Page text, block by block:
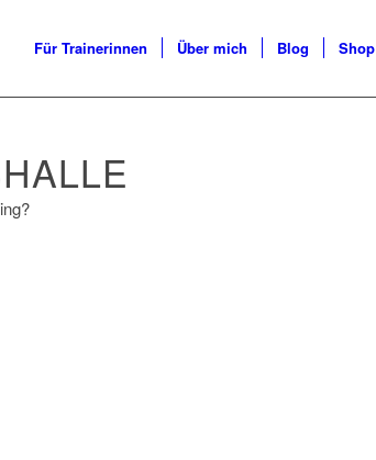
Für Trainerinnen Über mich Blog Shop